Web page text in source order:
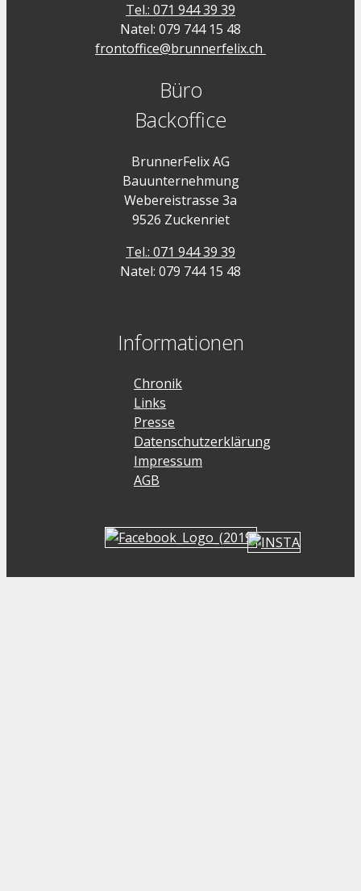
Tel.: 071 944 39 39
Natel: 079 744 15 48
frontoffice@brunnerfelix.ch
Büro
Backoffice
BrunnerFelix AG
Bauunternehmung
Webereistrasse 3a
9526 Zuckenriet
Tel.: 071 944 39 39
Natel: 079 744 15 48
Informationen
Chronik
Links
Presse
Datenschutzerklärung
Impressum
AGB